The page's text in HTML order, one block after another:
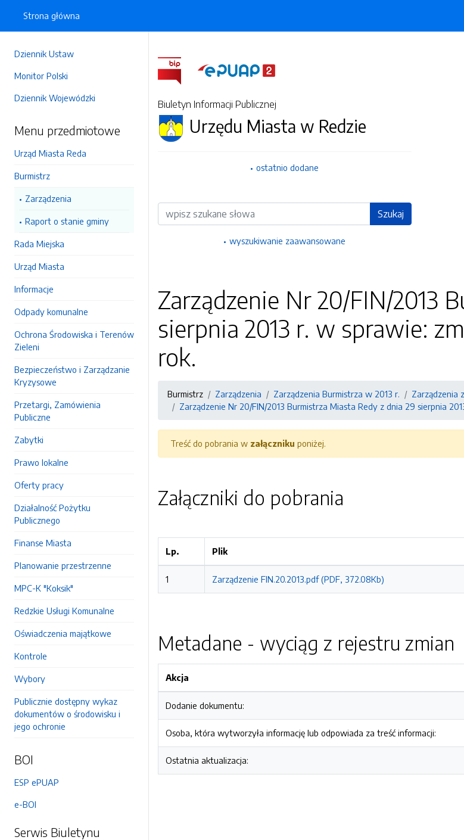
Dziennik Ustaw
Monitor Polski
Dziennik Wojewódzki
Menu przedmiotowe
Urząd Miasta Reda
Burmistrz
Zarządzenia
Raport o stanie gminy
Rada Miejska
Urząd Miasta
Informacje
Odpady komunalne
Ochrona Środowiska i Terenów
Zieleni
Bezpieczeństwo i Zarządzanie
Kryzysowe
Przetargi, Zamówienia
Publiczne
Zabytki
Prawo lokalne
Oferty pracy
Działalność Pożytku
Publicznego
Finanse Miasta
Planowanie przestrzenne
MPC-K "Koksik"
Redzkie Usługi Komunalne
Oświadczenia majątkowe
Kontrole
Wybory
Publicznie dostępny wykaz
dokumentów o środowisku i
jego ochronie
BOI
ESP ePUAP
e-BOI
Serwis Biuletynu
Strona główna
Biuletyn Informacji Publicznej
Urzędu Miasta w Redzie
ostatnio dodane
Wyszukiwarka Szukaj
wyszukiwanie zaawansowane
Zarządzenie Nr 20/FIN/2013
sierpnia 2013 r. w sprawie:
rok.
Burmistrz Zarządzenia Zarządzenia Burmistrza w 2013 r.
Zarządzenia
Zarządzenie Nr 20/FIN/2013 Burmistrza Miasta Redy z dnia 29 sierpnia
Treść do pobrania w załączniku poniżej.
Załączniki do pobrania
Lp. Plik
1 Zarządzenie FIN.20.2013.pdf (PDF, 372.08Kb)
Metadane - wyciąg z rejestru zmian
Akcja
Dodanie dokumentu:
Osoba, która wytworzyła informację lub odpowiada za treść informacji:
Ostatnia aktualizacja: